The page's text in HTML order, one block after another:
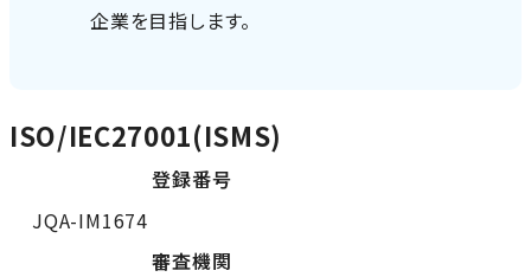
企業を目指します。
ISO/IEC27001(ISMS)
登録番号
JQA-IM1674
審査機関